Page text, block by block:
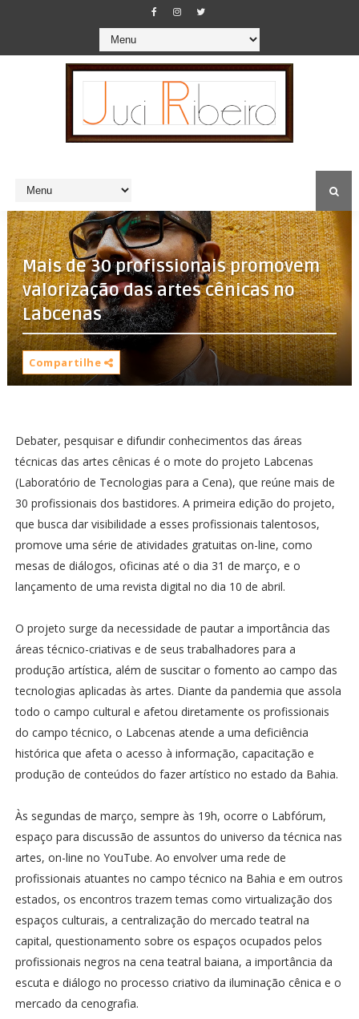
Mais de 30 profissionais promovem
valorização das artes cênicas no
Labcenas
Compartilhe
Debater, pesquisar e difundir conhecimentos das áreas
técnicas das artes cênicas é o mote do projeto Labcenas
(Laboratório de Tecnologias para a Cena), que reúne mais de
30 profissionais dos bastidores. A primeira edição do projeto,
que busca dar visibilidade a esses profissionais talentosos,
promove uma série de atividades gratuitas on-line, como
mesas de diálogos, oficinas até o dia 31 de março, e o
lançamento de uma revista digital no dia 10 de abril.
O projeto surge da necessidade de pautar a importância das
áreas técnico-criativas e de seus trabalhadores para a
produção artística, além de suscitar o fomento ao campo das
tecnologias aplicadas às artes. Diante da pandemia que assola
todo o campo cultural e afetou diretamente os profissionais
do campo técnico, o Labcenas atende a uma deficiência
histórica que afeta o acesso à informação, capacitação e
produção de conteúdos do fazer artístico no estado da Bahia.
Às segundas de março, sempre às 19h, ocorre o Labfórum,
espaço para discussão de assuntos do universo da técnica nas
artes, on-line no YouTube. Ao envolver uma rede de
profissionais atuantes no campo técnico na Bahia e em outros
estados, os encontros trazem temas como virtualização dos
espaços culturais, a centralização do mercado teatral na
capital, questionamento sobre os espaços ocupados pelos
profissionais negros na cena teatral baiana, a importância da
escuta e diálogo no processo criativo da iluminação cênica e o
mercado da cenografia.